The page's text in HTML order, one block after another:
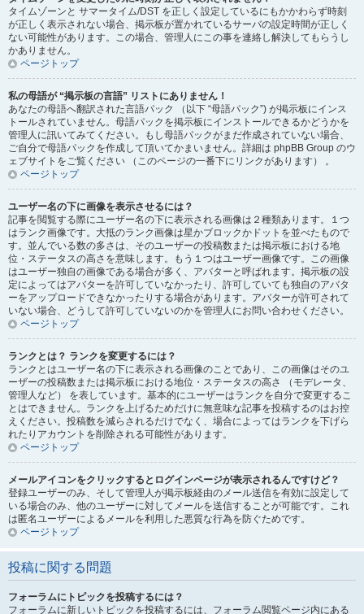
タイムゾーンと サマータイム/DST を正しく設定しているにもかかわらず時刻
が正しく表示されない場合、掲示板が置かれているサーバの設定時間が正しく
ない可能性があります。この場合、管理人にこの事を連絡し解決してもらうし
かありません。
ページトップ
私の母語が “掲示板の言語” リストにありません！
あなたの母語へ翻訳された言語パック （以下 “母語パック”) が掲示板にインス
トールされていません。母語パックを掲示板にインストールできるかどうかを
管理人に訊いてみてください。もし母語パックがまだ作成されていない場合、
ご自分で母語パックを作成して頂いてかまいません。詳細は phpBB Group のウ
ェブサイトをご覧ください （このページの一番下にリンクがあります） 。
ページトップ
ユーザー名の下に画像を表示させるには？
記事を閲覧する際にユーザー名の下に表示される画像は２種類あります。１つ
はランク画像です。大抵のランク画像は星かブロックかドットを並べたもので
す。並んでいる数の多さは、そのユーザーの投稿数または掲示板における地
位・ステータスの高さを意味します。もう１つはユーザー画像です。この画像
はユーザー独自の画像である場合が多く、アバターと呼ばれます。掲示板の設
定によってはアバターを許可していなかったり、許可していても独自のアバタ
ーをアップロードできなかったりする場合があります。アバターが許可されて
いない場合、どうして許可していないのかを管理人にお問い合わせください。
ページトップ
ランクとは？ ランクを変更するには？
ランクとはユーザー名の下に表示される画像のことであり、この画像はそのユ
ーザーの投稿数または掲示板における地位・ステータスの高さ （モデレータ、
管理人など） を表しています。基本的にユーザーはランクを自分で変更するこ
とはできません。ランクを上げるためだけに無意味な記事を投稿するのはお控
えください。投稿数を減らされるだけでなく、場合によってはランクを下げら
れたりアカウントを削除される可能性があります。
ページトップ
メールアイコンをクリックするとログインページが表示されるんですけど？
登録ユーザーのみ、そして管理人が掲示板経由のメール送信を有効に設定して
いる場合のみ、他のユーザーに対してメールを送信することが可能です。これ
は匿名ユーザーによるメールを利用した悪質な行為を防ぐためです。
ページトップ
投稿に関する問題
フォーラムにトピックを投稿するには？
フォーラムに新しいトピックを投稿するには、フォーラム閲覧ページ内にある